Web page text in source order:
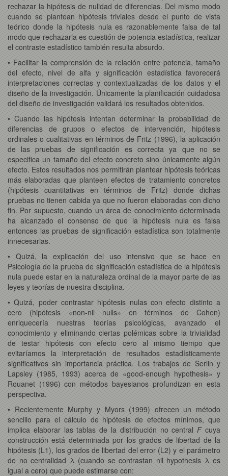
rechazar la hipótesis de nulidad de diferencias. Del mismo modo
cuando se plantean hipótesis triviales desde el punto de vista
teórico donde la hipótesis nula es razonablemente falsa de tal
modo que rechazarla es cuestión de potencia estadística, realizar
el contraste estadístico también resulta absurdo.
• Facilitar la comprensión de la relación entre potencia, tamaño
del efecto, nivel de alfa y significación estadística favorecerá
interpretaciones correctas y contextualizadas de los datos y el
diseño de la investigación. Únicamente la planificación cuidadosa
del diseño de investigación validará los resultados obtenidos.
• Cuando las hipótesis intentan determinar la probabilidad de
diferencias de grupos o efectos de intervención, hipótesis
ordinales o cualitativas en términos de Fritz (1996), la aplicación
de las pruebas de significación es correcta ya que no se
especifica un tamaño del efecto concreto sino únicamente algún
efecto. Estos resultados nos permitirán plantear hipótesis teóricas
más elaboradas que planteen efectos de tratamiento concretos
(hipótesis cuantitativas en términos de Fritz) donde dichas
pruebas no tienen cabida ya que no fueron elaboradas con dicho
fin. Por supuesto, cuando un área de conocimiento determinada
ha alcanzado el consenso de que la hipótesis nula es falsa
entonces las pruebas de significación estadística son totalmente
innecesarias.
• Quizá, la explicación del uso intensivo que se hace en
Psicología de la prueba de significación estadística de la hipótesis
nula puede estar en la naturaleza ordinal de la mayor parte de las
leyes y teorías de nuestra disciplina.
• Quizá, poder contrastar hipótesis nulas con efecto distinto a
cero (hipótesis «non-nil nulls» en términos de Cohen)
enriquecería nuestras teorías psicológicas, avanzado el
conocimiento y eliminando ciertas polémicas sobre la trivialidad
de testar hipótesis con efecto cero al mismo tiempo que
evitaríamos la interpretación de resultados estadísticamente
significativos sin importancia práctica. Los trabajos de Serlin y
Lapsley (1985, 1993) acerca de «good-enough hypothesis» y
Rouanet (1996) con métodos bayesianos profundizan en esta
perspectiva.
• Recientemente Murphy y Myors (1999) ofrecen un método
sencillo para el cálculo de hipótesis de efectos mínimos, que
implica elaborar las tablas de la distribución no central Fcuya
construcción está determinada por los grados de libertad de la
hipótesis (L1), los grados de libertad del error (L2) y el parámetro
de no centralidad λ (cuando se contrastan nil hypothesis λ es
igual a cero) que puede estimarse con: